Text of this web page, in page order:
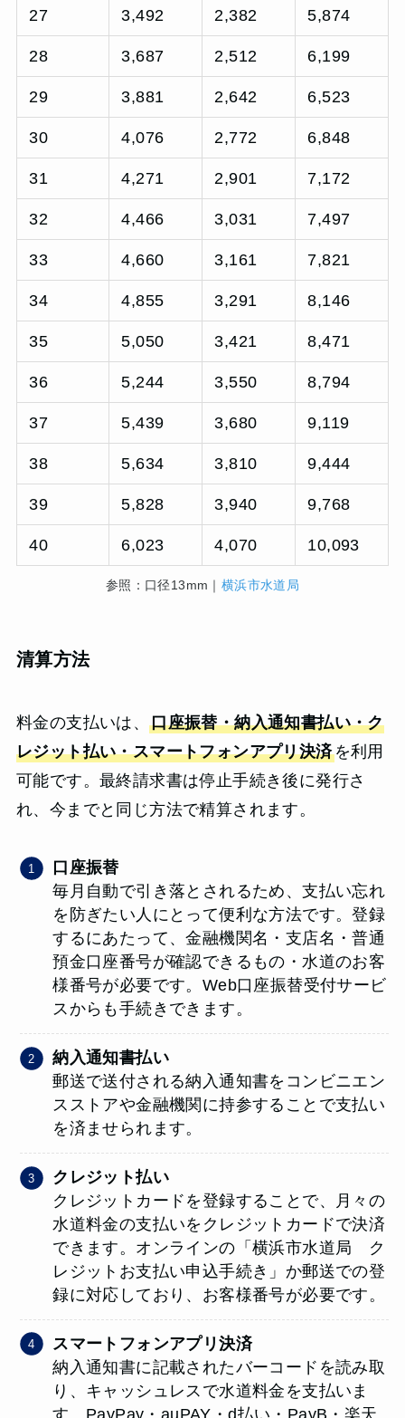
27 3,492 2,382 5,874
28 3,687 2,512 6,199
29 3,881 2,642 6,523
30 4,076 2,772 6,848
31 4,271 2,901 7,172
32 4,466 3,031 7,497
33 4,660 3,161 7,821
34 4,855 3,291 8,146
35 5,050 3,421 8,471
36 5,244 3,550 8,794
37 5,439 3,680 9,119
38 5,634 3,810 9,444
39 5,828 3,940 9,768
40 6,023 4,070 10,093
参照：口径13mm｜ 横浜市水道局
清算方法
料金の支払いは、口座振替・納入通知書払い・ク
レジット払い・スマートフォンアプリ決済を利用
可能です。最終請求書は停止手続き後に発行さ
れ、今までと同じ方法で精算されます。
口座振替
毎月自動で引き落とされるため、支払い忘れ
を防ぎたい人にとって便利な方法です。登録
するにあたって、金融機関名・支店名・普通
預金口座番号が確認できるもの・水道のお客
様番号が必要です。Web口座振替受付サービ
スからも手続きできます。
納入通知書払い
郵送で送付される納入通知書をコンビニエン
スストアや金融機関に持参することで支払い
を済ませられます。
クレジット払い
クレジットカードを登録することで、月々の
水道料金の支払いをクレジットカードで決済
できます。オンラインの「横浜市水道局 ク
レジットお支払い申込手続き」か郵送での登
録に対応しており、お客様番号が必要です。
スマートフォンアプリ決済
納入通知書に記載されたバーコードを読み取
り、キャッシュレスで水道料金を支払いま